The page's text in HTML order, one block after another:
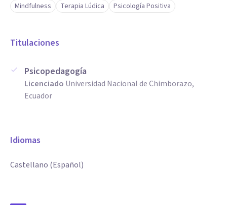
Mindfulness Terapia Lúdica Psicología Positiva
Titulaciones
Psicopedagogía
Licenciado Universidad Nacional de Chimborazo,
Ecuador
Idiomas
Castellano (Español)